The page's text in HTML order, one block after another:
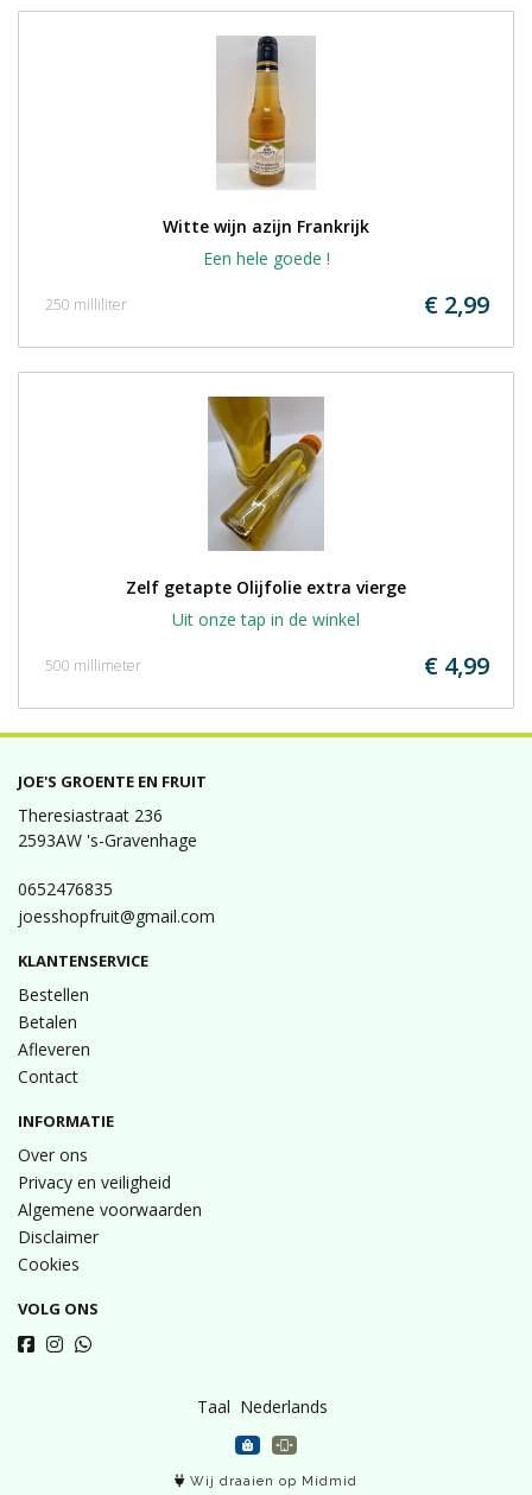
Witte wijn azijn Frankrijk
Een hele goede !
€ 2,99
250 milliliter
Zelf getapte Olijfolie extra vierge
Uit onze tap in de winkel
€ 4,99
500 millimeter
JOE'S GROENTE EN FRUIT
Theresiastraat 236
2593AW 's-Gravenhage
0652476835
joesshopfruit@gmail.com
KLANTENSERVICE
Bestellen
Betalen
Afleveren
Contact
INFORMATIE
Over ons
Privacy en veiligheid
Algemene voorwaarden
Disclaimer
Cookies
VOLG ONS
Taal
Wij draaien op Midmid